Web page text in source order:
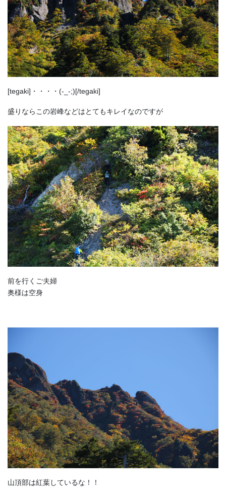
[tegaki]・・・・(-_-;)[/tegaki]
盛りならこの岩峰などはとてもキレイなのですが
前を行くご夫婦
奥様は空身
山頂部は紅葉しているな！！